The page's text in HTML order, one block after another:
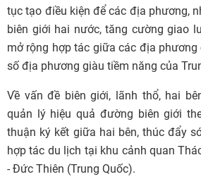
tục tạo điều kiện để các địa phương,
biên giới hai nước, tăng cường giao
mở rộng hợp tác giữa các địa
số địa phương giàu tiềm năng của
Về vấn đề biên giới, lãnh thổ, hai
quản lý hiệu quả đường biên giới
thuận ký kết giữa hai bên, thúc đẩy
hợp tác du lịch tại khu cảnh quan
- Đức Thiên (Trung Quốc).